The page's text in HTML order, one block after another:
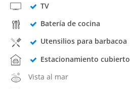
TV
Batería de cocina
Utensilios para barbacoa
Estacionamiento cubierto
Vista al mar